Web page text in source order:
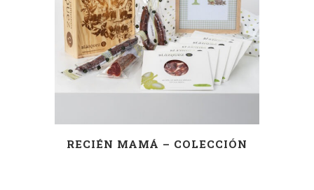
RECIÉN MAMÁ – COLECCIÓN